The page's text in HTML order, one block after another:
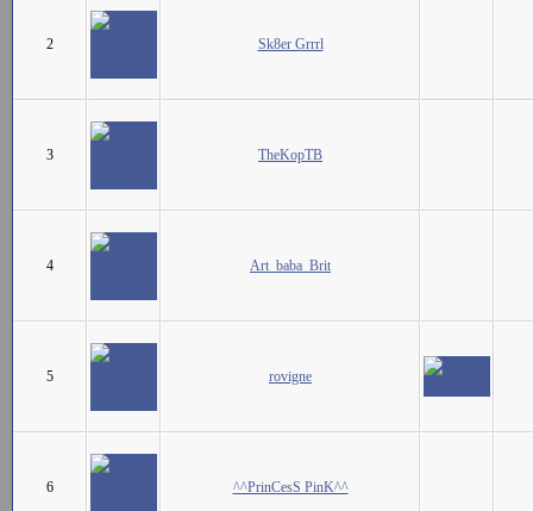
2 Sk8er Grrrl
3 TheKopTB
4 Art_baba_Brit
5 rovigne
6 ^^PrinCesS PinK^^